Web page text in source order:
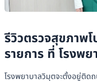
รีวิวตรวจสุขภาพ
รายการ ที่ โรงพ
โรงพยาบาลวิมุตจะตั้งอยู่ติด